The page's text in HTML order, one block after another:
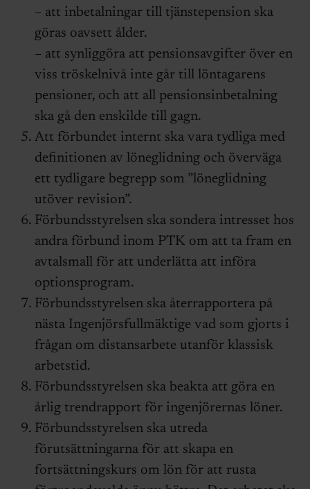
– att inbetalningar till tjänstepension ska
göras oavsett ålder.
– att synliggöra att pensionsavgifter över en
viss tröskelnivå inte går till löntagarens
pensioner, och att all pensionsinbetalning
ska gå den enskilde till gagn.
Att förbundet internt ska vara tydliga med
definitionen av löneglidning och överväga
ett tydligare begrepp som ”löneglidning
utöver revision”.
Förbundsstyrelsen ska sondera intresset hos
andra förbund inom PTK om att ta fram en
avtalsmall för att underlätta att införa
optionsprogram.
Förbundsstyrelsen ska återrapportera på
nästa Ingenjörsfullmäktige vad som gjorts i
frågan om distansarbete utanför klassisk
arbetstid.
Förbundsstyrelsen ska beakta att göra en
årlig trendrapport för ingenjörernas löner.
Förbundsstyrelsen ska utreda
förutsättningarna för att skapa en
fortsättningskurs om lön för att rusta